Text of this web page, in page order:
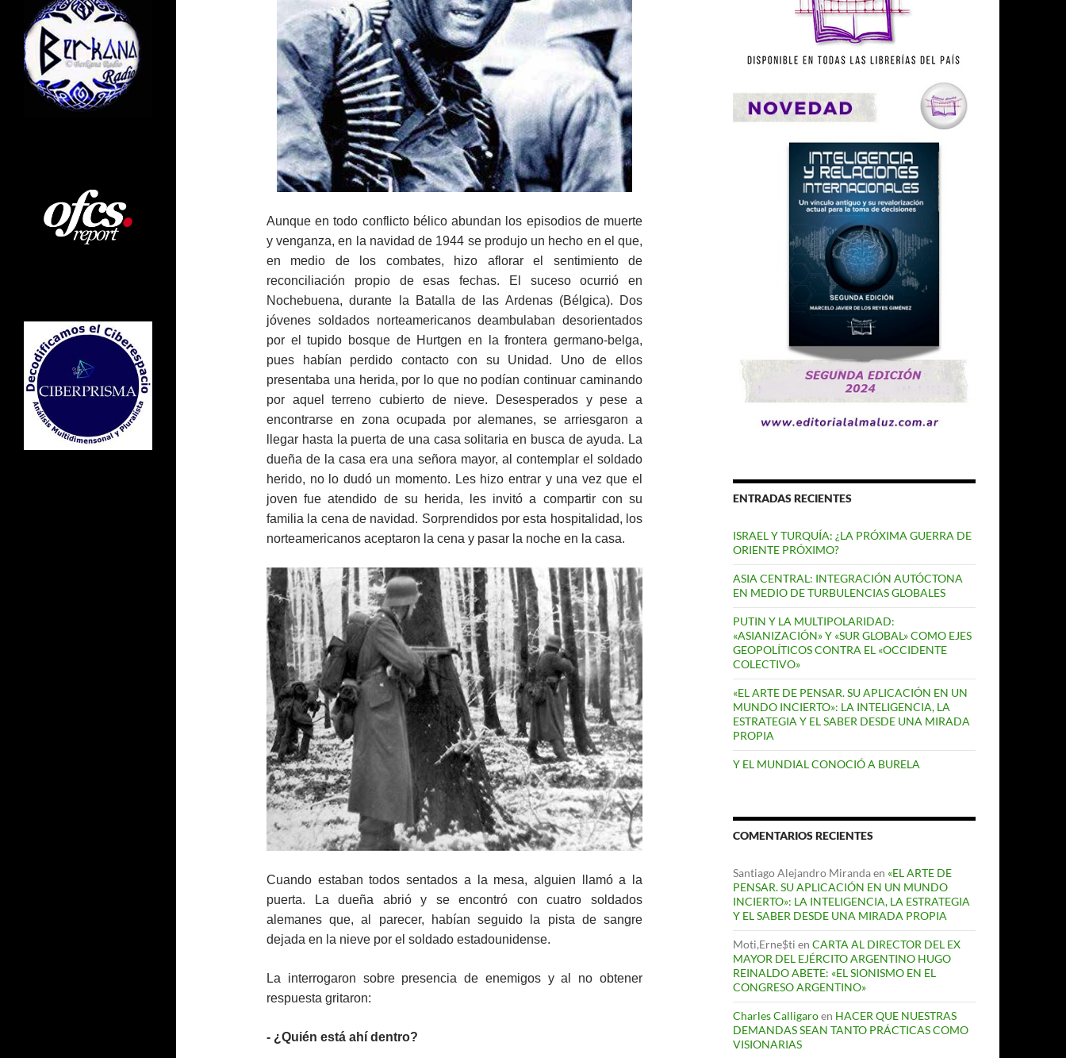
Aunque en todo conflicto bélico abundan los episodios de muerte
y venganza, en la navidad de 1944 se produjo un hecho en el que,
en medio de los combates, hizo aflorar el sentimiento de
reconciliación propio de esas fechas. El suceso ocurrió en
Nochebuena, durante la Batalla de las Ardenas (Bélgica). Dos
jóvenes soldados norteamericanos deambulaban desorientados
por el tupido bosque de Hurtgen en la frontera germano-belga,
pues habían perdido contacto con su Unidad. Uno de ellos
presentaba una herida, por lo que no podían continuar caminando
por aquel terreno cubierto de nieve. Desesperados y pese a
encontrarse en zona ocupada por alemanes, se arriesgaron a
llegar hasta la puerta de una casa solitaria en busca de ayuda. La
dueña de la casa era una señora mayor, al contemplar el soldado
herido, no lo dudó un momento. Les hizo entrar y una vez que el
joven fue atendido de su herida, les invitó a compartir con su
familia la cena de navidad. Sorprendidos por esta hospitalidad, los
norteamericanos aceptaron la cena y pasar la noche en la casa.
Cuando estaban todos sentados a la mesa, alguien llamó a la
puerta. La dueña abrió y se encontró con cuatro soldados
alemanes que, al parecer, habían seguido la pista de sangre
dejada en la nieve por el soldado estadounidense.
La interrogaron sobre presencia de enemigos y al no obtener
respuesta gritaron:
‑ ¿Quién está ahí dentro?
ENTRADAS RECIENTES
ISRAEL Y TURQUÍA: ¿LA PRÓXIMA GUERRA DE
ORIENTE PRÓXIMO?
ASIA CENTRAL: INTEGRACIÓN AUTÓCTONA
EN MEDIO DE TURBULENCIAS GLOBALES
PUTIN Y LA MULTIPOLARIDAD:
«ASIANIZACIÓN» Y «SUR GLOBAL» COMO EJES
GEOPOLÍTICOS CONTRA EL «OCCIDENTE
COLECTIVO»
«EL ARTE DE PENSAR. SU APLICACIÓN EN UN
MUNDO INCIERTO»: LA INTELIGENCIA, LA
ESTRATEGIA Y EL SABER DESDE UNA MIRADA
PROPIA
Y EL MUNDIAL CONOCIÓ A BURELA
COMENTARIOS RECIENTES
Santiago Alejandro Mirandaen «EL ARTE DE
PENSAR. SU APLICACIÓN EN UN MUNDO
INCIERTO»: LA INTELIGENCIA, LA ESTRATEGIA
Y EL SABER DESDE UNA MIRADA PROPIA
Moti,Erne$ti en CARTA AL DIRECTOR DEL EX
MAYOR DEL EJÉRCITO ARGENTINO HUGO
REINALDO ABETE: «EL SIONISMO EN EL
CONGRESO ARGENTINO»
Charles Calligaroen HACER QUE NUESTRAS
DEMANDAS SEAN TANTO PRÁCTICAS COMO
VISIONARIAS